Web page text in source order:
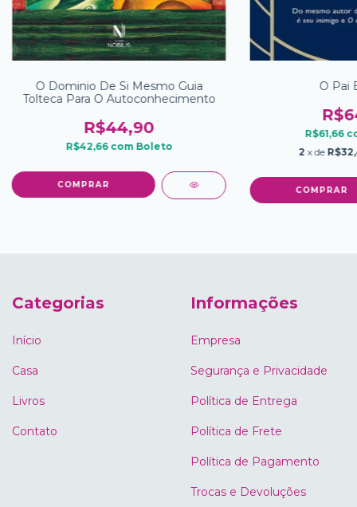
O Dominio De Si Mesmo Guia
Tolteca Para O Autoconhecimento
R$44,90
R$42,66 com Boleto
O Pai
R$61,66
2 x de
Categorias
Início
Casa
Livros
Contato
Informações
Empresa
Segurança e Privacidade
Política de Entrega
Política de Frete
Política de Pagamento
Trocas e Devoluções